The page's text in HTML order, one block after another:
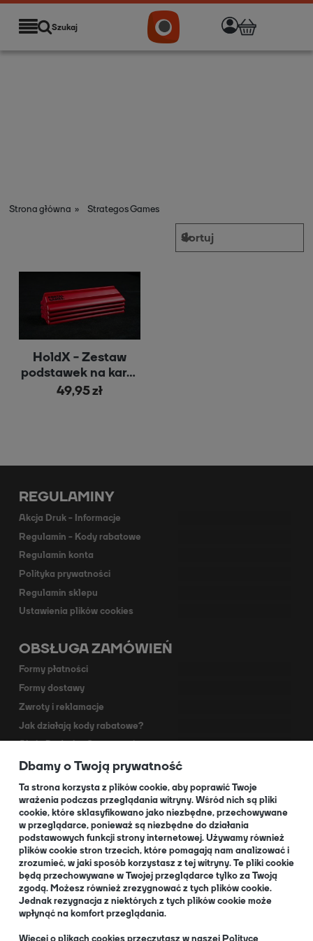
Szukaj
Strona główna » Strategos Games
HoldX - Zestaw
podstawek na karty
i żetony
49,95 zł
REGULAMINY
Akcja Druk - Informacje
Regulamin - Kody rabatowe
Regulamin konta
Polityka prywatności
Regulamin sklepu
Ustawienia plików cookies
OBSŁUGA ZAMÓWIEŃ
Formy płatności
Formy dostawy
Zwroty i reklamacje
Jak działają kody rabatowe?
Akcja Dodruk - O programie
Kontakt
Dla Partnerów
O NAS
O nas
Informacja dla Klubów
Blog
+48 32 334 85 38
Dbamy o Twoją prywatność
Ta strona korzysta z plików cookie, aby poprawić Twoje
wrażenia podczas przeglądania witryny. Wśród nich są pliki
cookie, które sklasyfikowano jako niezbędne, przechowywane
w przeglądarce, ponieważ są niezbędne do działania
podstawowych funkcji strony internetowej. Używamy również
plików cookie stron trzecich, które pomagają nam analizować i
zrozumieć, w jaki sposób korzystasz z tej witryny. Te pliki cookie
będą przechowywane w Twojej przeglądarce tylko za Twoją
zgodą. Możesz również zrezygnować z tych plików cookie.
Jednak rezygnacja z niektórych z tych plików cookie może
wpłynąć na komfort przeglądania.